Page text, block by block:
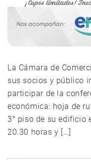
La Cámara de
sus socios y público
participar de la
económica: hoja de
3° piso de su edificio
20.30 horas y […]